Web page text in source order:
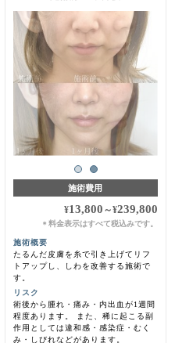
施術費用
¥13,800 ～¥239,800
＊ 料金表示はすべて税込みです。
施術概要
たるんだ皮膚を糸で引き上げてリフ
トアップし、しわを改善する施術で
す。
リスク
術後から腫れ・痛み・内出血が1週間
程度あります。 また、稀に起こる副
作用としては違和感・感染症・むく
み・しびれなどがあります。